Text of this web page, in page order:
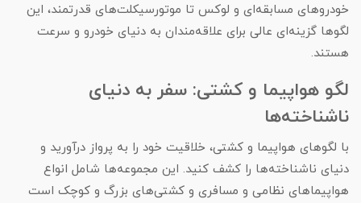
خودروهای مسابقه‌ای و لوکس تا موتورسیکلت‌های قدرتمند، این
لگوها گزینه‌ای عالی برای علاقه‌مندان به دنیای خودرو و سرعت
هستند.
لگو هواپیما و کشتی: سفر به دنیای
ناشناخته‌ها
با لگوهای هواپیما و کشتی، خلاقیت خود را به پرواز درآورید و
دنیای ناشناخته‌ها را کشف کنید. این مجموعه‌ها شامل انواع
هواپیماهای نظامی و مسافری و کشتی‌های بزرگ و کوچک است